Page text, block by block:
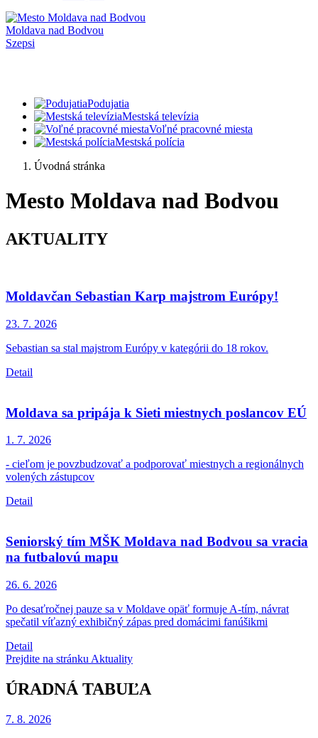
Moldava nad Bodvou
Szepsi
Podujatia
Mestská televízia
Voľné pracovné miesta
Mestská polícia
Úvodná stránka
Mesto Moldava nad Bodvou
AKTUALITY
Moldavčan Sebastian Karp majstrom Európy!
23. 7. 2026
Sebastian sa stal majstrom Európy v kategórii do 18 rokov.
Detail
Moldava sa pripája k Sieti miestnych poslancov EÚ
1. 7. 2026
- cieľom je povzbudzovať a podporovať miestnych a regionálnych
volených zástupcov
Detail
Seniorský tím MŠK Moldava nad Bodvou sa vracia
na futbalovú mapu
26. 6. 2026
Po desaťročnej pauze sa v Moldave opäť formuje A-tím, návrat
spečatil víťazný exhibičný zápas pred domácimi fanúšikmi
Detail
Prejdite na stránku Aktuality
ÚRADNÁ TABUĽA
7. 8. 2026